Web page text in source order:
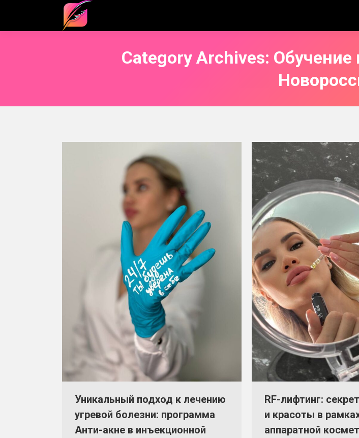
Category Archives: Обучение
Уникальный подход к лечению
угревой болезни: программа
Анти-акне в инъекционной
RF-лифтинг:
и красоты в
аппаратной